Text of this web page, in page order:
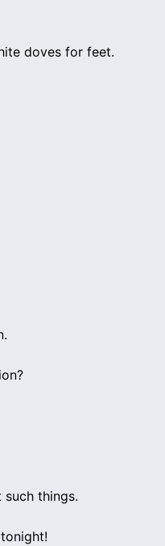
doves for feet.
things.